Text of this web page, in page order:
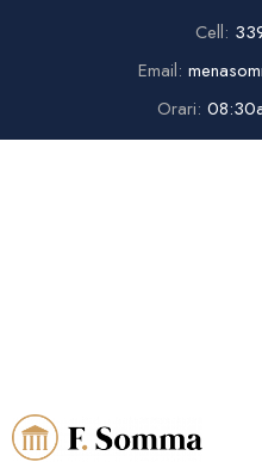
Cell:
Email:
Orari: